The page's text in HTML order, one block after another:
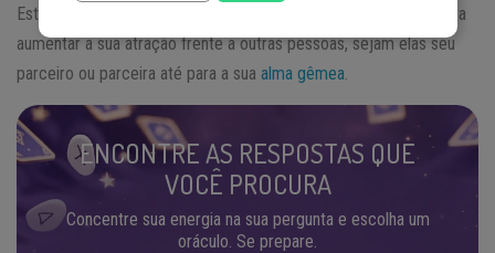
Estes
são preparados especificamente para
aumentar a sua atração frente a outras pessoas, sejam elas seu
parceiro ou parceira até para a sua alma gêmea
ENCONTRE AS RESPOSTAS QUE
VOCÊ PROCURA
Concentre sua energia na sua pergunta e escolha um
oráculo. Se prepare.